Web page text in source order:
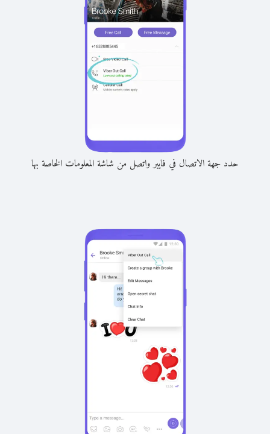
حدد جهة الاتصال في فايبر واتصل من شاشة المعلومات الخاصة بها